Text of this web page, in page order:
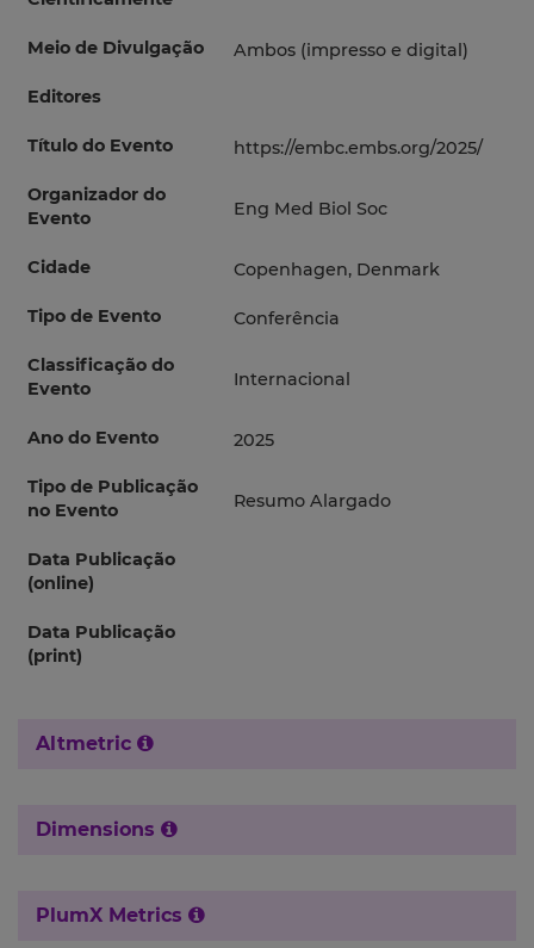
Meio de Divulgação Ambos (impresso e digital)
Editores
Título do Evento https://embc.embs.org/2025/
Organizador do
Evento
Eng Med Biol Soc
Cidade Copenhagen, Denmark
Tipo de Evento Conferência
Classificação do
Evento
Internacional
Ano do Evento 2025
Tipo de Publicação
no Evento
Resumo Alargado
Data Publicação
(online)
Data Publicação
(print)
Altmetric
Dimensions
PlumX Metrics